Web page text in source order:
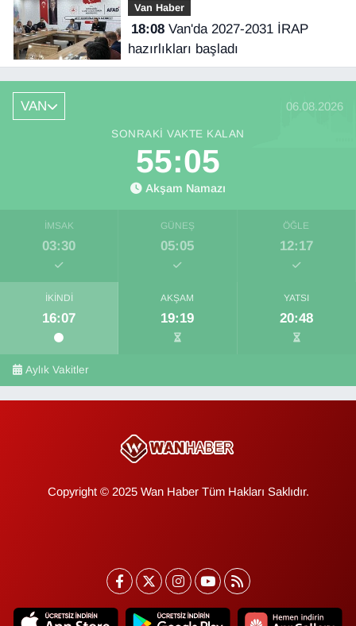
Van Haber
18:08Van'da 2027-2031 İRAP
hazırlıkları başladı
VAN 06.08.2026
SONRAKI VAKTE KALAN
55:04
Akşam Namazı
İMSAK
03:30
GÜNEŞ
05:05
ÖĞLE
12:17
İKINDI
16:07
AKŞAM
19:19
YATSI
20:48
Aylık Vakitler
Copyright © 2025 Wan Haber Tüm Hakları Saklıdır.